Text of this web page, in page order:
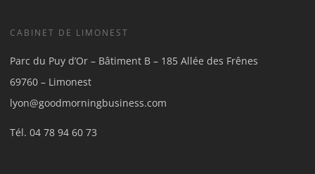
CABINET DE LIMONEST
Parc du Puy d’Or – Bâtiment B – 185 Allée des Frênes
69760 – Limonest
lyon@goodmorningbusiness.com
Tél.04 78 94 60 73